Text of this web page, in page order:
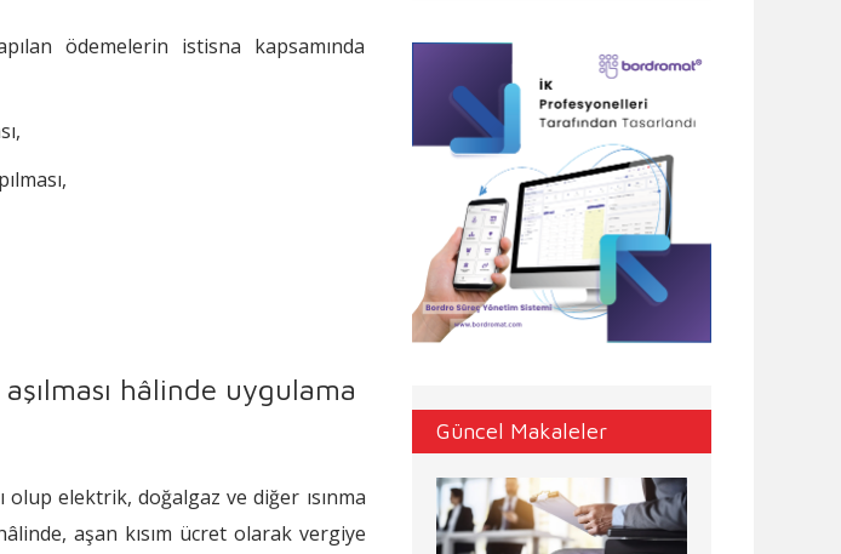
ödemelerin istisna kapsamında
hâlinde uygulama
olup elektrik, doğalgaz ve diğer ısınma
aşan kısım ücret olarak vergiye
Güncel Makaleler